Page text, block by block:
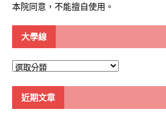
本院同意，不能擅自使用。
大學線
大
近期文章